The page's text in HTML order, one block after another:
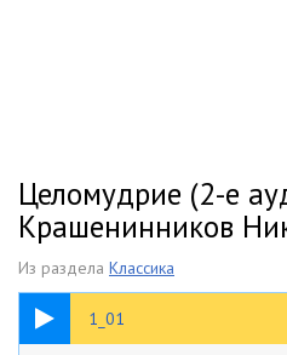
Целомудрие (2-е
Крашенинников
Из раздела Классика
1_01
07:27